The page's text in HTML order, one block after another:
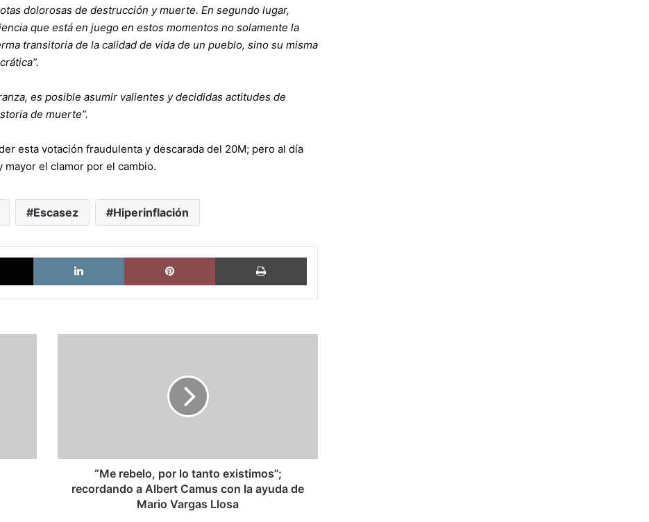
dolorosas de destrucción y muerte. En segundo lugar,
que está en juego en estos momentos no solamente la
transitoria de la calidad de vida de un pueblo, sino su misma
es posible asumir valientes y decididas actitudes de
de muerte”.
esta votación fraudulenta y descarada del 20M; pero al día
el clamor por el cambio.
Escasez Hiperinflación
X LinkedIn Pinterest Imprimir
Albert
con
“Me rebelo, por lo tanto existimos”;
recordando a Albert Camus con la ayuda de
Mario Vargas Llosa